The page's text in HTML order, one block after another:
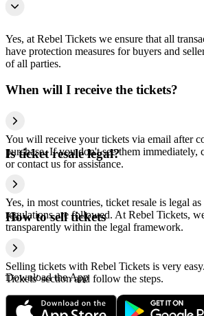
Yes, at Rebel Tickets we ensure that all
have protection measures for buyers and
of all parties.
When will I receive the tickets?
You will receive your tickets via email after
purchase. If you don't see them immediately,
or contact us for assistance.
Is ticket resale legal?
Yes, in most countries, ticket resale is legal
regulations are followed. At Rebel Tickets,
transparently within the legal framework.
How to sell tickets
Selling tickets with Rebel Tickets is very
Tickets' section and follow the steps.
Download the App